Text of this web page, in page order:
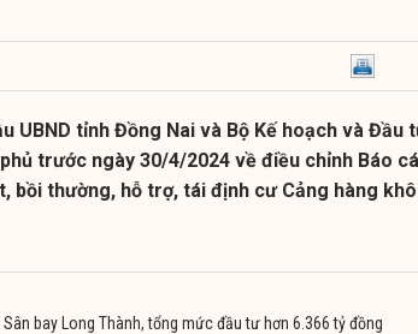
UBND tỉnh Đồng Nai và Bộ Kế hoạch và Đầu
trước ngày 30/4/2024 về điều chỉnh Báo
bồi thường, hỗ trợ, tái định cư Cảng hàng
bay Long Thành, tổng mức đầu tư hơn 6.366 tỷ đồng